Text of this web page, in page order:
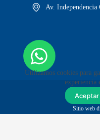
Utilizamos cookies para
experiencia
Aceptar
Av. Independencia
© Todos
Sitio web